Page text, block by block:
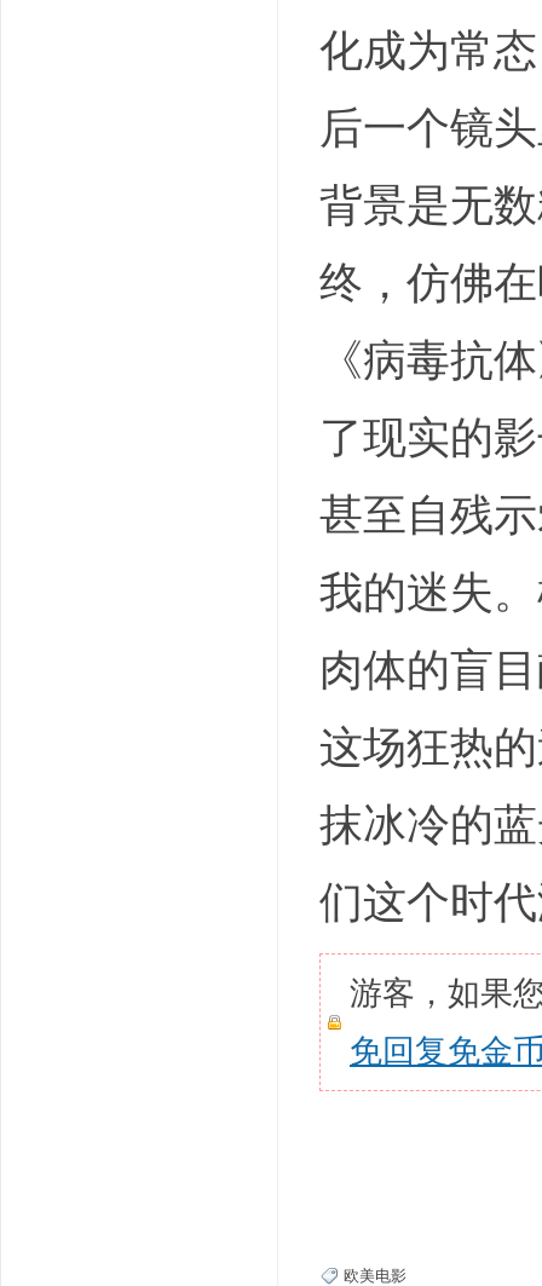
化成为常
后一个镜
背景是无
终，仿佛
《病毒抗
了现实的
甚至自残
我的迷失
肉体的盲
这场狂热
抹冰冷的
们这个时
游客，如果
免回复免金
欧美电影